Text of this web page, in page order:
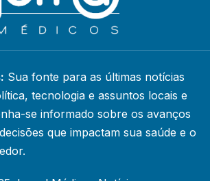
Sua fonte para as últimas notícias
tecnologia e assuntos locais e
se informado sobre os avanços
que impactam sua saúde e o